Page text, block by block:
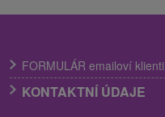
FORMULÁR emailoví klienti
KONTAKTNÍ ÚDAJE